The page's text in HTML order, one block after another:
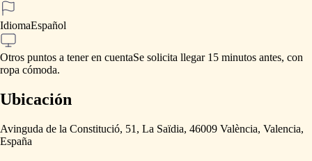
IdiomaEspañol
Otros puntos a tener en cuentaSe solicita llegar 15 minutos antes, con
ropa cómoda.
Ubicación
Avinguda de la Constitució, 51, La Saïdia, 46009 València, Valencia,
España